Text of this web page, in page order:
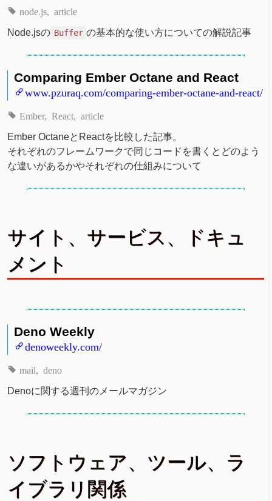
node.js article
Node.jsの Buffer の基本的な使い方についての解説記事
Comparing Ember Octane and React
www.pzuraq.com/comparing-ember-octane-and-react/
Ember React article
Ember OctaneとReactを比較した記事。
それぞれのフレームワークで同じコードを書くとどのよう
な違いがあるかやそれぞれの仕組みについて
サイト、サービス、ドキュ
メント
Deno Weekly
denoweekly.com/
mail deno
Denoに関する週刊のメールマガジン
ソフトウェア、ツール、ラ
イブラリ関係